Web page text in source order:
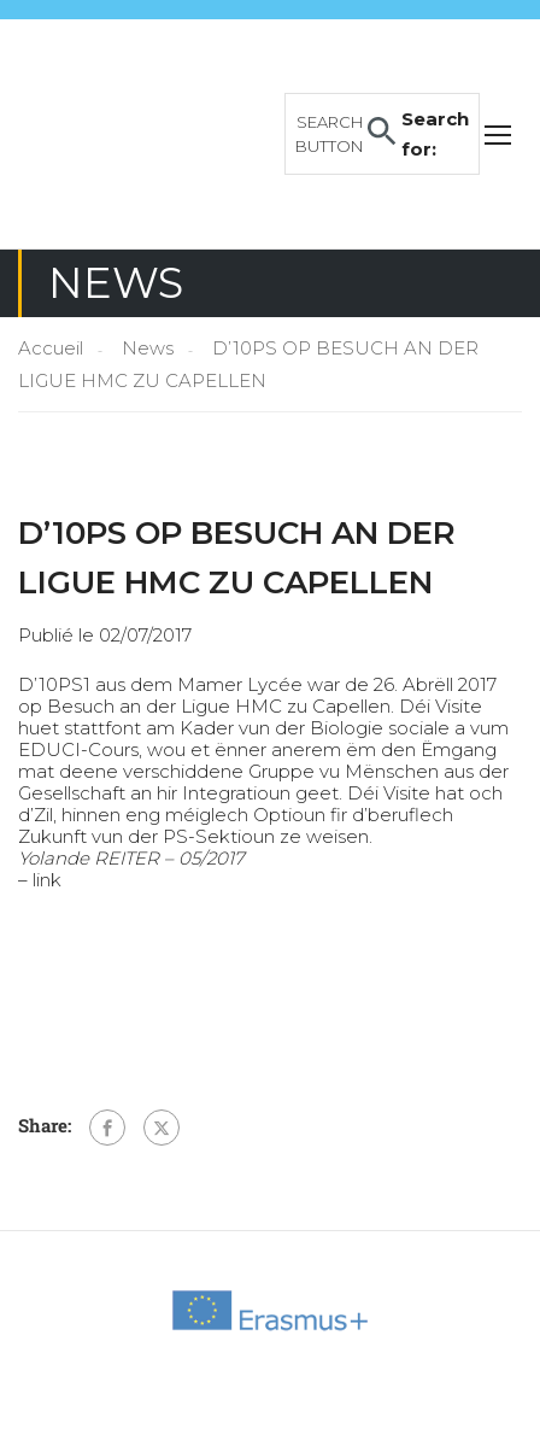
Search
for:
SEARCH
BUTTON
NEWS
Accueil News
D’10PS OP BESUCH AN DER
LIGUE HMC ZU CAPELLEN
D’10PS OP BESUCH AN DER
LIGUE HMC ZU CAPELLEN
Publié le 02/07/2017
D’10PS1 aus dem Mamer Lycée war de 26. Abrëll 2017
op Besuch an der Ligue HMC zu Capellen. Déi Visite
huet stattfont am Kader vun der Biologie sociale a vum
EDUCI-Cours, wou et ënner anerem ëm den Ëmgang
mat deene verschiddene Gruppe vu Mënschen aus der
Gesellschaft an hir Integratioun geet. Déi Visite hat och
d’Zil, hinnen eng méiglech Optioun fir d’beruflech
Zukunft vun der PS-Sektioun ze weisen.
Yolande REITER – 05/2017
– link
Share: